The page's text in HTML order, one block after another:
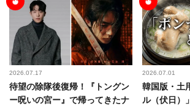
2026.07.17
待望の除隊後復帰！『トングン
ー呪いの宮ー』で帰ってきたナ
2026.07.01
韓国版・土
ル（伏日）